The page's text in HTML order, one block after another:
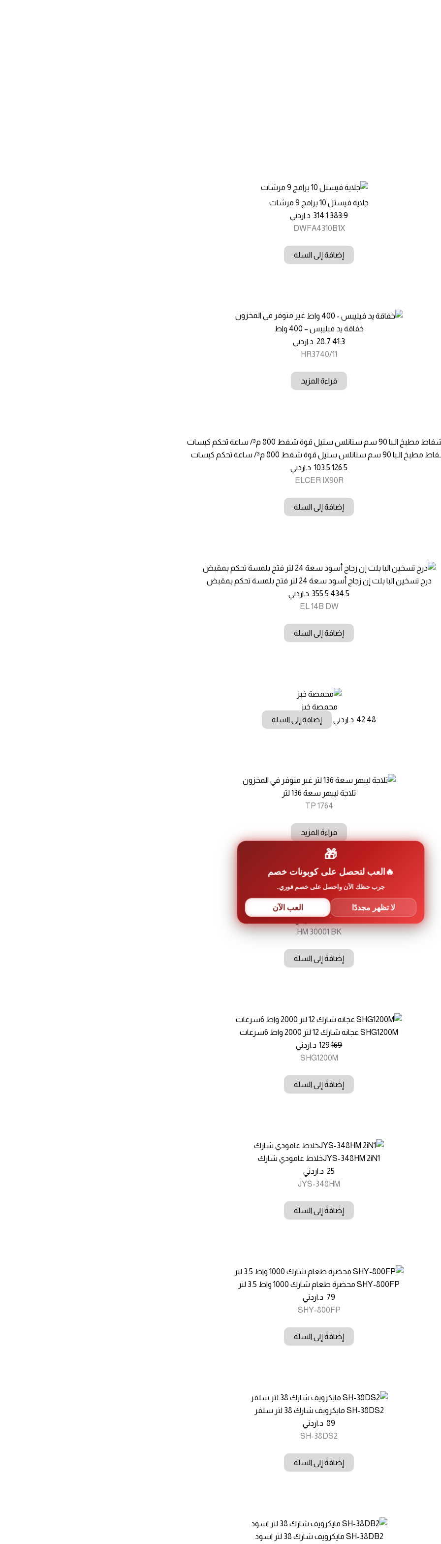
جلاية فيستل 10 برامج 9 مرشات
383.9
314.1 د.اردني
DWFA4310B1X
إضافة إلى السلة
غير متوفر في المخزون
خفاقة يد فيليبس – 400 واط
41.3
28.7 د.اردني
HR3740/11
قراءة المزيد
الـبا 90 سم ستانلس ستيل قوة شفط 800 م³/ ساعة تحكم كبسات
126.5
103.5 د.اردني
ELCER IX90R
إضافة إلى السلة
درج تسخين البا بلت إن زجاج أسود سعة 24 لتر فتح بلمسة تحكم بمقبض
434.5
355.5 د.اردني
EL 14B DW
إضافة إلى السلة
محمصة خبز
48 السعر
42السعر
د.اردني إضافة إلى السلة
غير متوفر في المخزون
ثلاجة ليبهر سعة 136 لتر
TP 1764
قراءة المزيد
خفاقة يد كونتي – 300 واط
17.7
12.3 د.اردني
HM 30001 BK
إضافة إلى السلة
SHG1200M عجانه شارك 12 لتر 2000 واط 6سرعات
169 السعر
الأصلي
169.00 د.ا.
129السعر
الحالي
129.00 د.ا.
د.اردني
SHG1200M
إضافة إلى السلة
JYS-348HM 2iN1خلاط عامودي شارك
25 د.اردني
JYS-348HM
إضافة إلى السلة
SHY-800FP محضرة طعام شارك 1000 واط 3.5 لتر
79 د.اردني
SHY-800FP
إضافة إلى السلة
SH-38DS2 مايكرويف شارك 38 لتر سلفر
89 د.اردني
SH-38DS2
إضافة إلى السلة
SH-38DB2 مايكرويف شارك 38 لتر اسود
🎁
العب لتحصل على كوبونات خصم
جرب حظك الآن واحصل على خصم فوري.
لا تظهر مجددًا العب الآن